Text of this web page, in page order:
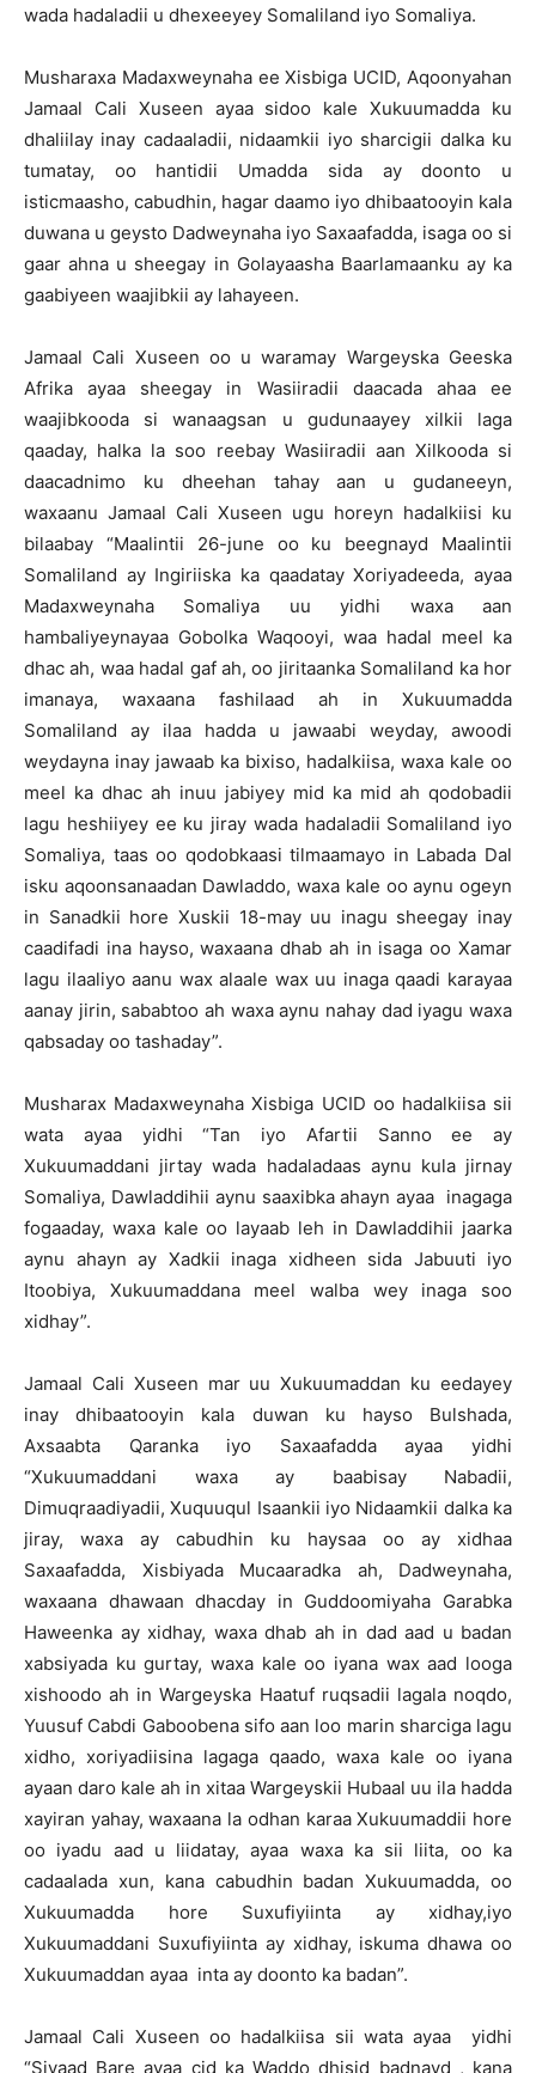
wada hadaladii u dhexeeyey Somaliland iyo Somaliya.
Musharaxa Madaxweynaha ee Xisbiga UCID, Aqoonyahan
Jamaal Cali Xuseen ayaa sidoo kale Xukuumadda ku
dhaliilay inay cadaaladii, nidaamkii iyo sharcigii dalka ku
tumatay, oo hantidii Umadda sida ay doonto u
isticmaasho, cabudhin, hagar daamo iyo dhibaatooyin kala
duwana u geysto Dadweynaha iyo Saxaafadda, isaga oo si
gaar ahna u sheegay in Golayaasha Baarlamaanku ay ka
gaabiyeen waajibkii ay lahayeen.
Jamaal Cali Xuseen oo u waramay Wargeyska Geeska
Afrika ayaa sheegay in Wasiiradii daacada ahaa ee
waajibkooda si wanaagsan u gudunaayey xilkii laga
qaaday, halka la soo reebay Wasiiradii aan Xilkooda si
daacadnimo ku dheehan tahay aan u gudaneeyn,
waxaanu Jamaal Cali Xuseen ugu horeyn hadalkiisi ku
bilaabay “Maalintii 26-june oo ku beegnayd Maalintii
Somaliland ay Ingiriiska ka qaadatay Xoriyadeeda, ayaa
Madaxweynaha Somaliya uu yidhi waxa aan
hambaliyeynayaa Gobolka Waqooyi, waa hadal meel ka
dhac ah, waa hadal gaf ah, oo jiritaanka Somaliland ka hor
imanaya, waxaana fashilaad ah in Xukuumadda
Somaliland ay ilaa hadda u jawaabi weyday, awoodi
weydayna inay jawaab ka bixiso, hadalkiisa, waxa kale oo
meel ka dhac ah inuu jabiyey mid ka mid ah qodobadii
lagu heshiiyey ee ku jiray wada hadaladii Somaliland iyo
Somaliya, taas oo qodobkaasi tilmaamayo in Labada Dal
isku aqoonsanaadan Dawladdo, waxa kale oo aynu ogeyn
in Sanadkii hore Xuskii 18-may uu inagu sheegay inay
caadifadi ina hayso, waxaana dhab ah in isaga oo Xamar
lagu ilaaliyo aanu wax alaale wax uu inaga qaadi karayaa
aanay jirin, sababtoo ah waxa aynu nahay dad iyagu waxa
qabsaday oo tashaday”.
Musharax Madaxweynaha Xisbiga UCID oo hadalkiisa sii
wata ayaa yidhi “Tan iyo Afartii Sanno ee ay
Xukuumaddani jirtay wada hadaladaas aynu kula jirnay
Somaliya, Dawladdihii aynu saaxibka ahayn ayaa inagaga
fogaaday, waxa kale oo layaab leh in Dawladdihii jaarka
aynu ahayn ay Xadkii inaga xidheen sida Jabuuti iyo
Itoobiya, Xukuumaddana meel walba wey inaga soo
xidhay”.
Jamaal Cali Xuseen mar uu Xukuumaddan ku eedayey
inay dhibaatooyin kala duwan ku hayso Bulshada,
Axsaabta Qaranka iyo Saxaafadda ayaa yidhi
“Xukuumaddani waxa ay baabisay Nabadii,
Dimuqraadiyadii, Xuquuqul Isaankii iyo Nidaamkii dalka ka
jiray, waxa ay cabudhin ku haysaa oo ay xidhaa
Saxaafadda, Xisbiyada Mucaaradka ah, Dadweynaha,
waxaana dhawaan dhacday in Guddoomiyaha Garabka
Haweenka ay xidhay, waxa dhab ah in dad aad u badan
xabsiyada ku gurtay, waxa kale oo iyana wax aad looga
xishoodo ah in Wargeyska Haatuf ruqsadii lagala noqdo,
Yuusuf Cabdi Gaboobena sifo aan loo marin sharciga lagu
xidho, xoriyadiisina lagaga qaado, waxa kale oo iyana
ayaan daro kale ah in xitaa Wargeyskii Hubaal uu ila hadda
xayiran yahay, waxaana la odhan karaa Xukuumaddii hore
oo iyadu aad u liidatay, ayaa waxa ka sii liita, oo ka
cadaalada xun, kana cabudhin badan Xukuumadda, oo
Xukuumadda hore Suxufiyiinta ay xidhay,iyo
Xukuumaddani Suxufiyiinta ay xidhay, iskuma dhawa oo
Xukuumaddan ayaa inta ay doonto ka badan”.
Jamaal Cali Xuseen oo hadalkiisa sii wata ayaa yidhi
“Siyaad Bare ayaa cid ka Waddo dhisid badnayd , kana